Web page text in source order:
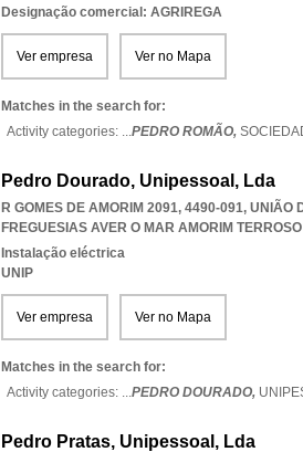
Designação comercial: AGRIREGA
Ver empresa Ver no Mapa
Matches in the search for:
Activity categories: ...PEDRO ROMÃO,
Pedro Dourado, Unipessoal, Lda
R GOMES DE AMORIM 2091, 4490-091, UNIÃO
FREGUESIAS AVER O MAR AMORIM
Instalação eléctrica
UNIP
Ver empresa Ver no Mapa
Matches in the search for:
Activity categories: ...PEDRO DOURADO,
Pedro Pratas, Unipessoal, Lda